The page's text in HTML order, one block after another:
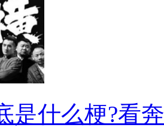
是什么梗?看